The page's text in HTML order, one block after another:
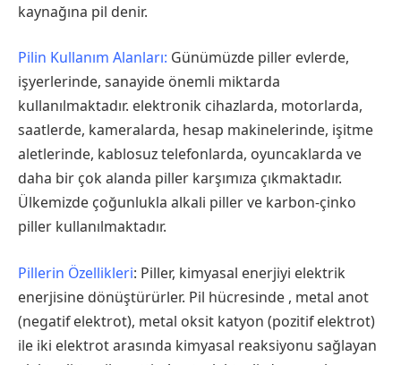
kaynağına pil denir.
Pilin Kullanım Alanları: Günümüzde piller evlerde,
işyerlerinde, sanayide önemli miktarda
kullanılmaktadır. elektronik cihazlarda, motorlarda,
saatlerde, kameralarda, hesap makinelerinde, işitme
aletlerinde, kablosuz telefonlarda, oyuncaklarda ve
daha bir çok alanda piller karşımıza çıkmaktadır.
Ülkemizde çoğunlukla alkali piller ve karbon-çinko
piller kullanılmaktadır.
Pillerin Özellikleri: Piller, kimyasal enerjiyi elektrik
enerjisine dönüştürürler. Pil hücresinde , metal anot
(negatif elektrot), metal oksit katyon (pozitif elektrot)
ile iki elektrot arasında kimyasal reaksiyonu sağlayan